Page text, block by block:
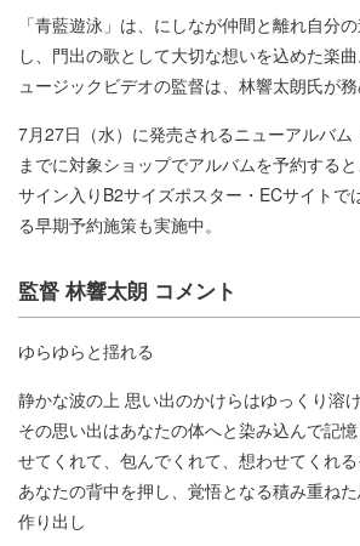
「青藍遊泳」は、にしなが仲間と離れ自分
し、門出の歌として大切な想いを込めた楽
ュージックビデオの監督は、林響太朗氏が務
7⽉27日（水）に発売されるニューアルバム
までに対象ショップでアルバムを予約する
サイン入りB2サイズポスター・ECサイトで
る早期予約施策も実施中。
監督 林響太朗 コメント
ゆらゆらと揺れる
静かな波の上 思い出のかけらはゆっくり溶
その思い出はあなたの体へと染み込んで記
せてくれて、包んでくれて、想わせてくれ
あなたの背中を押し、覚悟となる積み重ね
作り出し